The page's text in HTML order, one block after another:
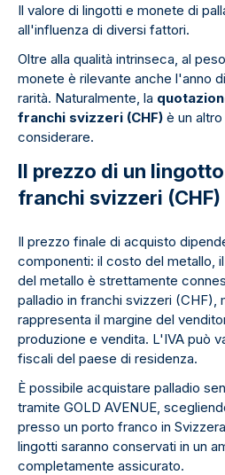
Il valore di lingotti e monete di
all'influenza di diversi fattori.
Oltre alla qualità intrinseca, al
monete è rilevante anche l'anno
rarità. Naturalmente, la
franchi svizzeri (CHF) è un
considerare.
Il prezzo di un
franchi svizzeri (CHF)
Il prezzo finale di acquisto
componenti: il costo del metallo,
del metallo è strettamente
palladio in franchi svizzeri (CHF),
rappresenta il margine del
produzione e vendita. L'IVA può
fiscali del paese di residenza.
È possibile acquistare palladio
tramite GOLD AVENUE,
presso un porto franco in
lingotti saranno conservati in un
completamente assicurato.